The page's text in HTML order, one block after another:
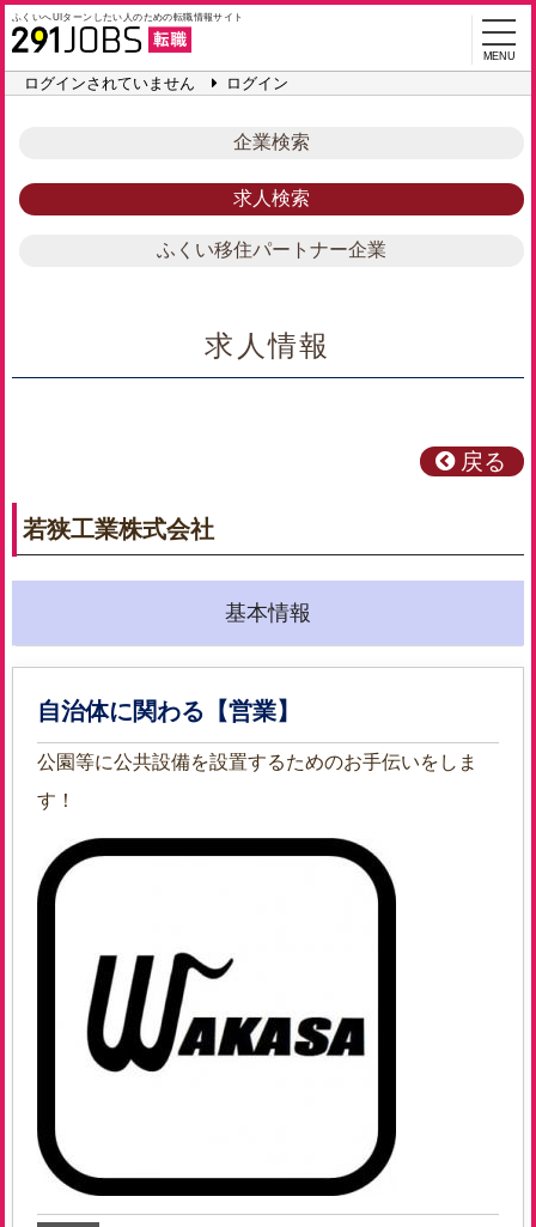
ふくいへUIターンしたい人のための転職情報サイト
ログインされていません ログイン
MENU
企業検索
求人検索
ふくい移住パートナー企業
求人情報
戻る
若狭工業株式会社
基本情報
自治体に関わる【営業】
公園等に公共設備を設置するためのお手伝いをしま
す！